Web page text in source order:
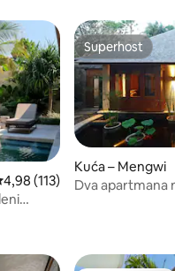
„Odabrali gosti”
ocjena: 4,98/5,
4,98 (113)
Superhost
Superhost
Kuća – Mengwi
Dva apartmana